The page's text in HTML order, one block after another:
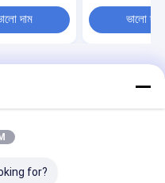
দাম
ডিজেল জেনারেটর সেট
ভালো দাম
Policy
2026 Qingdao Kingway Industry
Reserved.
for?